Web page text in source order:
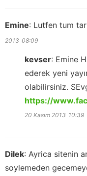
Emine: Lutfen tum
2013 08:09
kevser: Emine
ederek yeni
olabilirsiniz.
https://
20 Kasım 2013 10:39
Dilek: Ayrica sitenin
soylemeden